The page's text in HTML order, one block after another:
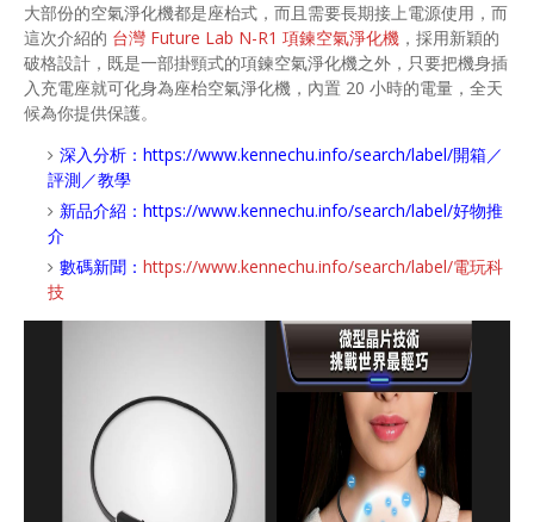
大部份的空氣淨化機都是座枱式，而且需要長期接上電源使用，而
這次介紹的 台灣 Future Lab N-R1 項鍊空氣淨化機 ，採用新穎的
破格設計，既是一部掛頸式的項鍊空氣淨化機之外，只要把機身插
入充電座就可化身為座枱空氣淨化機，內置 20 小時的電量，全天
候為你提供保護。
深入分析： https://www.kennechu.info/search/label/開箱／
評測／教學
新品介紹： https://www.kennechu.info/search/label/好物推
介
數碼新聞： https://www.kennechu.info/search/label/電玩科
技